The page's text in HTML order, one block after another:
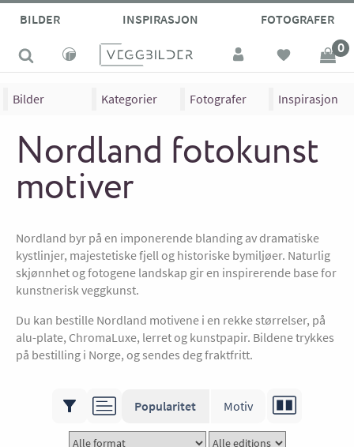
BILDER INSPIRASJON FOTOGRAFER
0
Bilder Kategorier Fotografer Inspirasjon
Nordland fotokunst
motiver
Nordland byr på en imponerende blanding av dramatiske
kystlinjer, majestetiske fjell og historiske bymiljøer. Naturlig
skjønnhet og fotogene landskap gir en inspirerende base for
kunstnerisk veggkunst.
Du kan bestille Nordland motivene i en rekke størrelser, på
alu-plate, ChromaLuxe, lerret og kunstpapir. Bildene trykkes
på bestilling i Norge, og sendes deg fraktfritt.
Popularitet Motiv